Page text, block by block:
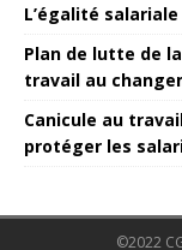
L’égalité
Plan de lutte de
travail au
Canicule au
protéger les
©2022